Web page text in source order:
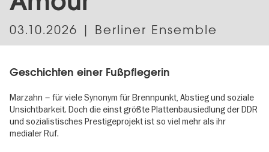
03.10.2026 | Berliner Ensemble
Geschichten einer Fußpflegerin
Marzahn – für viele Synonym für Brennpunkt, Abstieg und soziale
Unsichtbarkeit. Doch die einst größte Plattenbausiedlung der DDR
und sozialistisches Prestigeprojekt ist so viel mehr als ihr
medialer Ruf.